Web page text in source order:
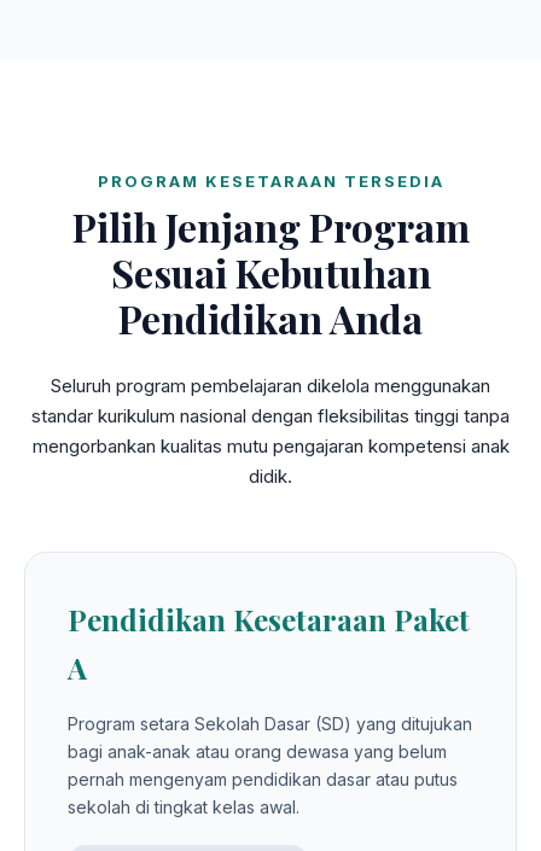
PROGRAM KESETARAAN TERSEDIA
Pilih Jenjang Program
Sesuai Kebutuhan
Pendidikan Anda
Seluruh program pembelajaran dikelola menggunakan
standar kurikulum nasional dengan fleksibilitas tinggi tanpa
mengorbankan kualitas mutu pengajaran kompetensi anak
didik.
Pendidikan Kesetaraan Paket
A
Program setara Sekolah Dasar (SD) yang ditujukan
bagi anak-anak atau orang dewasa yang belum
pernah mengenyam pendidikan dasar atau putus
sekolah di tingkat kelas awal.